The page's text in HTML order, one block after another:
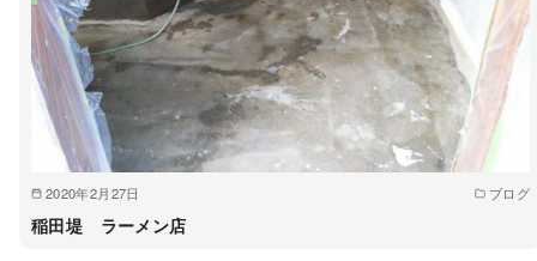
2020年2月27日 ブログ
稲田堤 ラーメン店